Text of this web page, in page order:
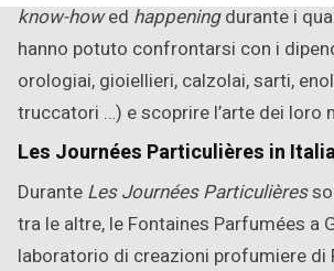
know-howed happeningdurante i
hanno potuto confrontarsi con i
orologiai, gioiellieri, calzolai, sarti,
truccatori …) e scoprire l’arte dei loro
Les Journées Particulières in
Durante Les Journées Particulières
tra le altre, le Fontaines Parfumées a
laboratorio di creazioni profumiere di